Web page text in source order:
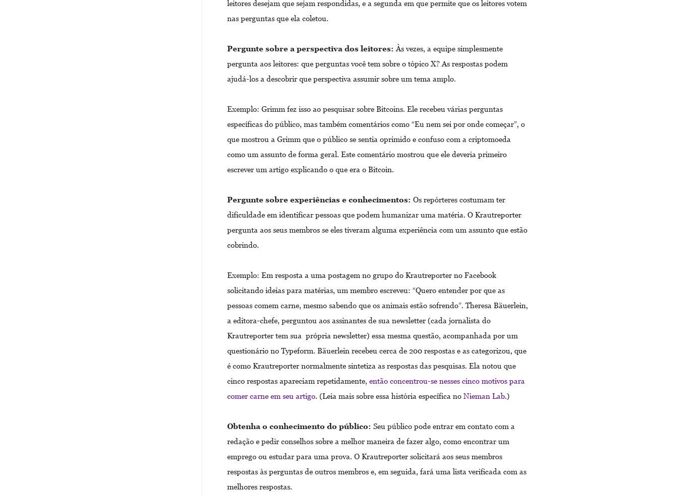
leitores desejam que sejam respondidas, e a segunda em que permite que os leitores votem
nas perguntas que ela coletou.
Pergunte sobre a perspectiva dos leitores: Às vezes, a equipe simplesmente
pergunta aos leitores: que perguntas você tem sobre o tópico X? As respostas podem
ajudá-los a descobrir que perspectiva assumir sobre um tema amplo.
Exemplo: Grimm fez isso ao pesquisar sobre Bitcoins. Ele recebeu várias perguntas
específicas do público, mas também comentários como “Eu nem sei por onde começar”, o
que mostrou a Grimm que o público se sentia oprimido e confuso com a criptomoeda
como um assunto de forma geral. Este comentário mostrou que ele deveria primeiro
escrever um artigo explicando o que era o Bitcoin.
Pergunte sobre experiências e conhecimentos: Os repórteres costumam ter
dificuldade em identificar pessoas que podem humanizar uma matéria. O Krautreporter
pergunta aos seus membros se eles tiveram alguma experiência com um assunto que estão
cobrindo.
Exemplo: Em resposta a uma postagem no grupo do Krautreporter no Facebook
solicitando ideias para matérias, um membro escreveu: “Quero entender por que as
pessoas comem carne, mesmo sabendo que os animais estão sofrendo”. Theresa Bäuerlein,
a editora-chefe, perguntou aos assinantes de sua newsletter (cada jornalista do
Krautreporter tem sua própria newsletter) essa mesma questão, acompanhada por um
questionário no Typeform. Bäuerlein recebeu cerca de 200 respostas e as categorizou, que
é como Krautreporter normalmente sintetiza as respostas das pesquisas. Ela notou que
cinco respostas apareciam repetidamente, então concentrou-se nesses cinco motivos para
comer carne em seu artigo. (Leia mais sobre essa história específica no Nieman Lab.)
Obtenha o conhecimento do público: Seu público pode entrar em contato com a
redação e pedir conselhos sobre a melhor maneira de fazer algo, como encontrar um
emprego ou estudar para uma prova. O Krautreporter solicitará aos seus membros
respostas às perguntas de outros membros e, em seguida, fará uma lista verificada com as
melhores respostas.